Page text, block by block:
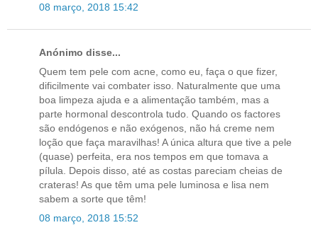
08 março, 2018 15:42
Anónimo disse...
Quem tem pele com acne, como eu, faça o que fizer,
dificilmente vai combater isso. Naturalmente que uma
boa limpeza ajuda e a alimentação também, mas a
parte hormonal descontrola tudo. Quando os factores
são endógenos e não exógenos, não há creme nem
loção que faça maravilhas! A única altura que tive a pele
(quase) perfeita, era nos tempos em que tomava a
pílula. Depois disso, até as costas pareciam cheias de
crateras! As que têm uma pele luminosa e lisa nem
sabem a sorte que têm!
08 março, 2018 15:52